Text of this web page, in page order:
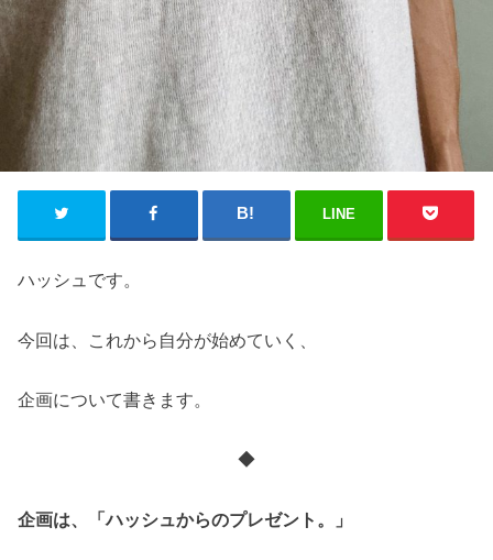
LINE
ハッシュです。
今回は、これから自分が始めていく、
企画について書きます。
◆
企画は、「ハッシュからのプレゼント。」